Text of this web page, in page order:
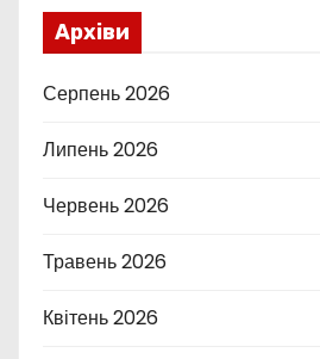
Архіви
Серпень 2026
Липень 2026
Червень 2026
Травень 2026
Квітень 2026